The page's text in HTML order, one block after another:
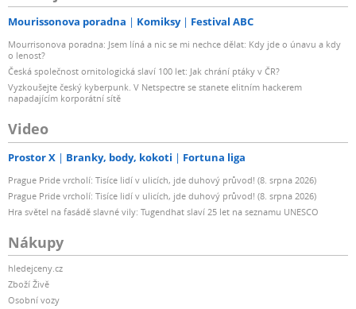
Mourissonova poradna Komiksy Festival ABC
Mourrisonova poradna: Jsem líná a nic se mi nechce dělat: Kdy jde o únavu a kdy
o lenost?
Česká společnost ornitologická slaví 100 let: Jak chrání ptáky v ČR?
Vyzkoušejte český kyberpunk. V Netspectre se stanete elitním hackerem
napadajícím korporátní sítě
Video
Prostor X Branky, body, kokoti Fortuna liga
Prague Pride vrcholí: Tisíce lidí v ulicích, jde duhový průvod! (8. srpna 2026)
Prague Pride vrcholí: Tisíce lidí v ulicích, jde duhový průvod! (8. srpna 2026)
Hra světel na fasádě slavné vily: Tugendhat slaví 25 let na seznamu UNESCO
Nákupy
hledejceny.cz
Zboží Živě
Osobní vozy